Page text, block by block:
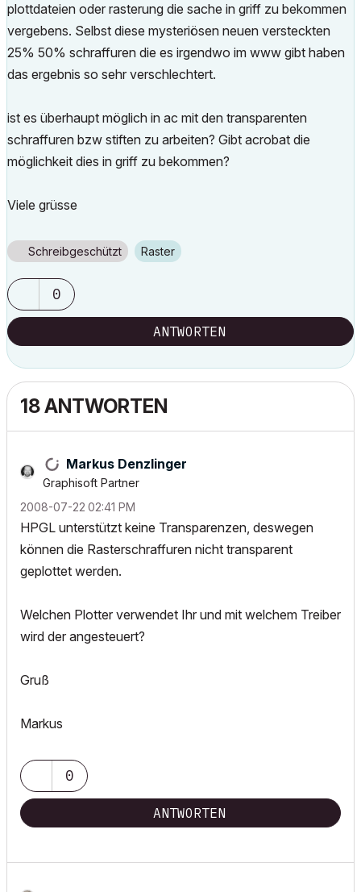
plottdateien oder rasterung die sache in griff zu bekommen
vergebens. Selbst diese mysteriösen neuen versteckten
25% 50% schraffuren die es irgendwo im www gibt haben
das ergebnis so sehr verschlechtert.
ist es überhaupt möglich in ac mit den transparenten
schraffuren bzw stiften zu arbeiten? Gibt acrobat die
möglichkeit dies in griff zu bekommen?
Viele grüsse
Schreibgeschützt Raster
0
ANTWORTEN
18 ANTWORTEN
Markus Denzlinger
Graphisoft Partner
‎2008-07-22 02:41 PM
HPGL unterstützt keine Transparenzen, deswegen
können die Rasterschraffuren nicht transparent
geplottet werden.
Welchen Plotter verwendet Ihr und mit welchem Treiber
wird der angesteuert?
Gruß
Markus
0
ANTWORTEN